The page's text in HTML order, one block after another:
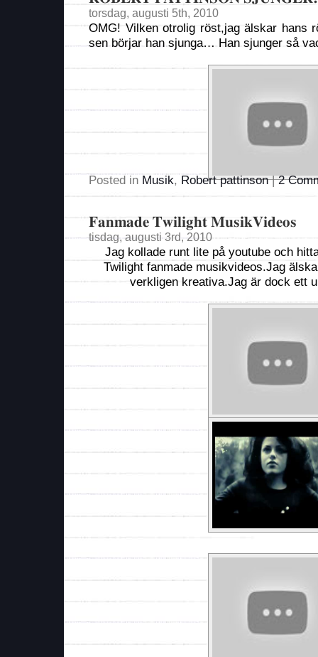
torsdag, augusti 5th, 2010
OMG! Vilken otrolig röst,jag älskar hans
sen börjar han sjunga… Han sjunger så
Posted in Musik, Robert pattinson|2
Fanmade Twilight MusikVideos
tisdag, augusti 3rd, 2010
Jag kollade runt lite på youtube och
Twilight fanmade musikvideos.Jag
verkligen kreativa.Jag är dock ett